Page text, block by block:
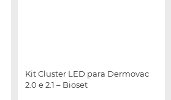
Kit Cluster LED para Dermovac
2.0 e 2.1 – Bioset